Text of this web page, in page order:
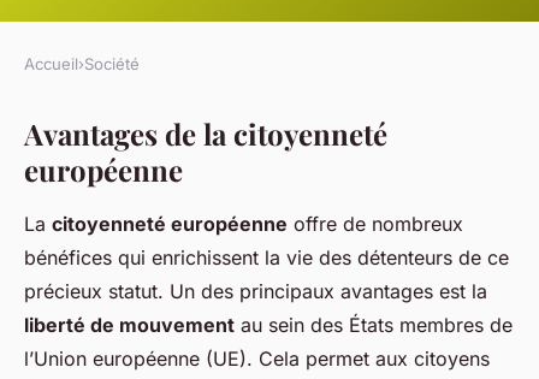
Accueil›Société
Avantages de la citoyenneté
européenne
La citoyenneté européenne offre de nombreux
bénéfices qui enrichissent la vie des détenteurs de ce
précieux statut. Un des principaux avantages est la
liberté de mouvement au sein des États membres de
l’Union européenne (UE). Cela permet aux citoyens